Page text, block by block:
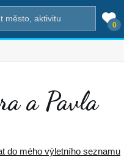
0
a Pavla
do mého výletního seznamu